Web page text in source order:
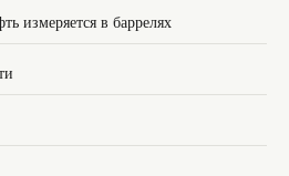
измеряется в баррелях